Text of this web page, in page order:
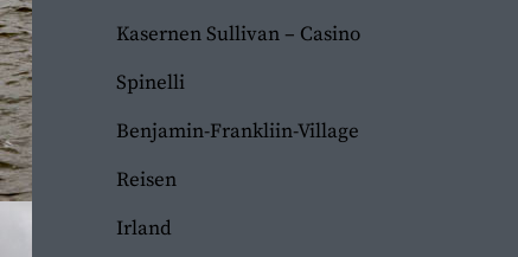
Kasernen Sullivan – Casino
Spinelli
Benjamin-Frankliin-Village
Reisen
Irland